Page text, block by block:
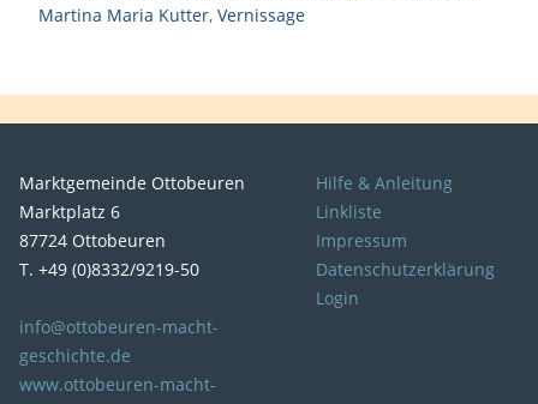
Martina Maria Kutter, Vernissage
Marktgemeinde Ottobeuren
Marktplatz 6
87724 Ottobeuren
T. +49 (0)8332/9219-50
info@ottobeuren-macht-
geschichte.de
www.ottobeuren-macht-
Hilfe & Anleitung
Linkliste
Impressum
Datenschutzerklärung
Login